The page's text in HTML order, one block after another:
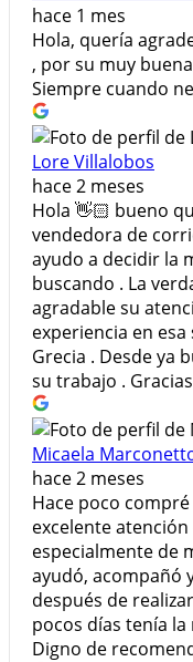
hace 1 mes
Hola, quería
, por su muy
Siempre cuando
Lore Villalobos
hace 2 meses
Hola 👋🏻 bueno
vendedora de
ayudo a decidir la
buscando . La
agradable su
experiencia en
Grecia . Desde ya
su trabajo .
Micaela
hace 2 meses
Hace poco
excelente
especialmente de
ayudó, acompañó
después de
pocos días tenía
Digno de